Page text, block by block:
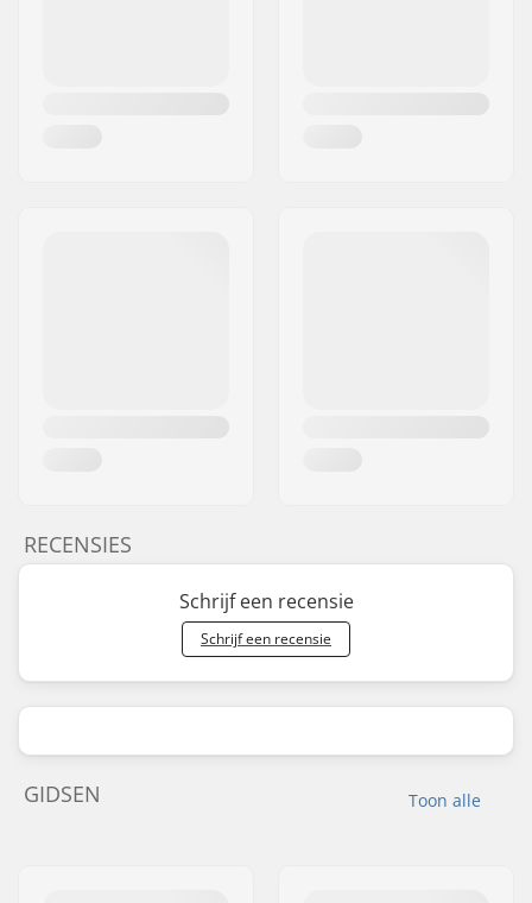
RECENSIES
Schrijf een recensie
Schrijf een recensie
Toon alle
GIDSEN